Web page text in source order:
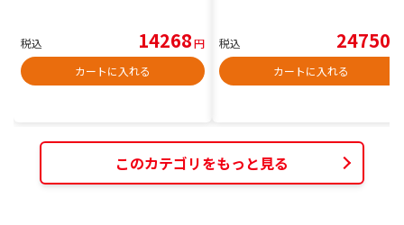
税込 14268円
カートに入れる
税込 24750
カートに入れる
このカテゴリをもっと見る